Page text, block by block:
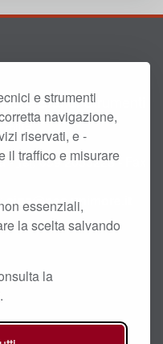
e strumenti
navigazione,
riservati, e -
il traffico e misurare
essenziali,
la scelta salvando
la
.
Grandi Strumenti
- Tel.059 2055228 - Fax
cigs@pec.unimore.it